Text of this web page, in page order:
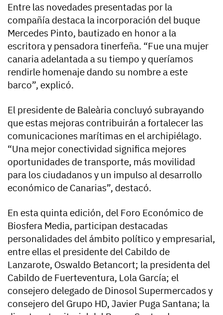
Entre las novedades presentadas por la
compañía destaca la incorporación del buque
Mercedes Pinto, bautizado en honor a la
escritora y pensadora tinerfeña. “Fue una mujer
canaria adelantada a su tiempo y queríamos
rendirle homenaje dando su nombre a este
barco”, explicó.
El presidente de Baleària concluyó subrayando
que estas mejoras contribuirán a fortalecer las
comunicaciones marítimas en el archipiélago.
“Una mejor conectividad significa mejores
oportunidades de transporte, más movilidad
para los ciudadanos y un impulso al desarrollo
económico de Canarias”, destacó.
En esta quinta edición, del Foro Económico de
Biosfera Media, participan destacadas
personalidades del ámbito político y empresarial,
entre ellas el presidente del Cabildo de
Lanzarote, Oswaldo Betancort; la presidenta del
Cabildo de Fuerteventura, Lola García; el
consejero delegado de Dinosol Supermercados y
consejero del Grupo HD, Javier Puga Santana; la